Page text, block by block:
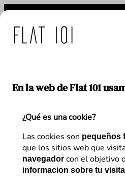
En la web de Flat 101
¿Qué es una cookie?
Las cookies son pequeños
que los sitios web que
navegador con el objetivo
informacion sobre tu visita
Saltar
contenido
Etiqueta:negocio